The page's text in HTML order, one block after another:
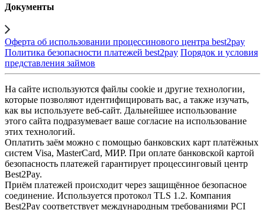
Документы
Оферта об использовании процессинового центра best2pay
Политика безопасности платежей best2pay Порядок и условия
представления займов
На сайте используются файлы cookie и другие технологии,
которые позволяют идентифицировать вас, а также изучать,
как вы используете веб-сайт. Дальнейшее использование
этого сайта подразумевает ваше согласие на использование
этих технологий.
Оплатить заём можно с помощью банковских карт платёжных
систем Visa, MasterCard, МИР. При оплате банковской картой
безопасность платежей гарантирует процессинговый центр
Best2Pay.
Приём платежей происходит через защищённое безопасное
соединение. Используется протокол TLS 1.2. Компания
Best2Pay соответствует международным требованиями PCI